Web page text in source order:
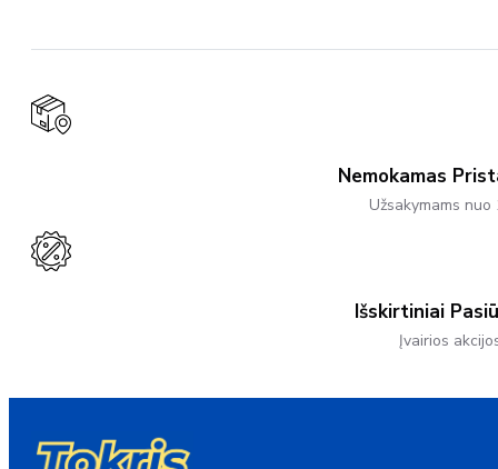
The
Be
Chosen
On
Nemokamas
Užsakymams nuo
Išskirtiniai
Įvairios